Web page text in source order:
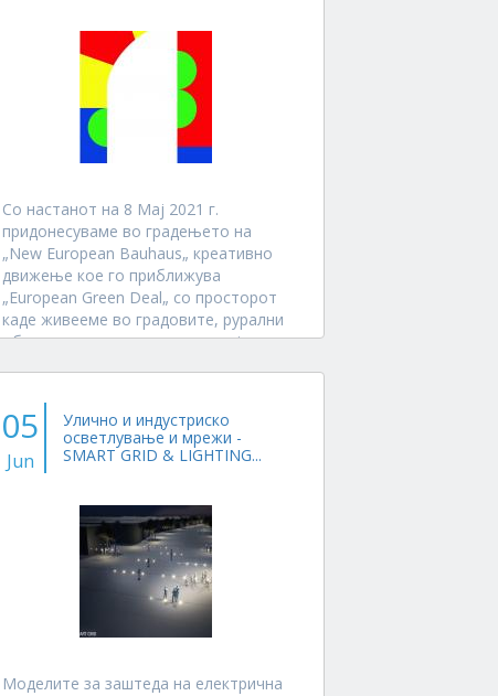
Со настанот на 8 Мај 2021 г.
придонесуваме во градењето на
„New European Bauhaus„ креативно
движење кое го приближува
„European Green Deal„ со просторот
каде живееме во градовите, рурални
области и локации во хармонија со
05
Jun
Улично и индустриско
осветлување и мрежи -
SMART GRID & LIGHTING...
Моделите за заштеда на електрична